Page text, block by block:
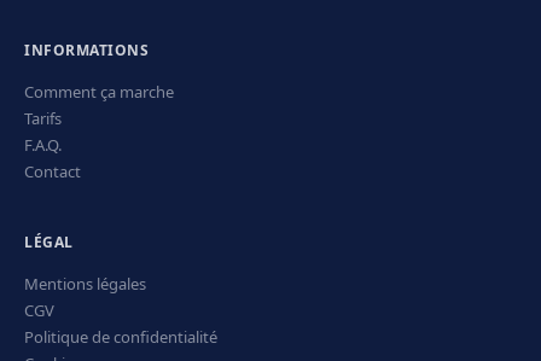
INFORMATIONS
Comment ça marche
Tarifs
F.A.Q.
Contact
LÉGAL
Mentions légales
CGV
Politique de confidentialité